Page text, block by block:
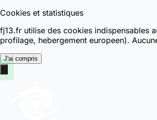
Cookies et statistiques
fj13.fr utilise des cookies indispensables
profilage, hebergement europeen).
J'ai compris